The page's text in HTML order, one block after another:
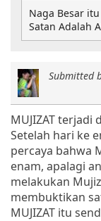
Submitted
MUJIZAT
Setelah hari ke
percaya bahwa
enam, apalagi
melakukan
membuktikan
MUJIZAT itu
Naga Besar
Satan Adalah